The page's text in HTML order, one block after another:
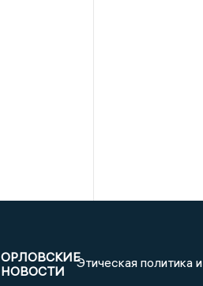
ОРЛОВСКИЕ
НОВОСТИ
Этическая политика